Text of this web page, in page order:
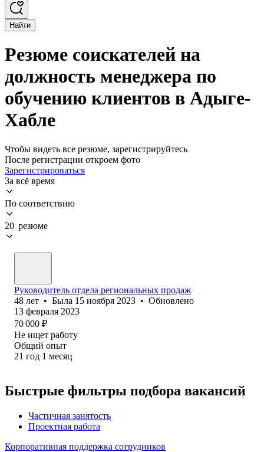
Найти
Резюме соискателей на
должность менеджера по
обучению клиентов в Адыге-
Хабле
Чтобы видеть все резюме, зарегистрируйтесь
После регистрации откроем фото
Зарегистрироваться
За всё время
По соответствию
20 резюме
Руководитель отдела региональных продаж
48 лет • Была 15 ноября 2023 • Обновлено
13 февраля 2023
70 000 ₽
Не ищет работу
Общий опыт
21 год 1 месяц
Быстрые фильтры подбора вакансий
Частичная занятость
Проектная работа
Корпоративная поддержка сотрудников